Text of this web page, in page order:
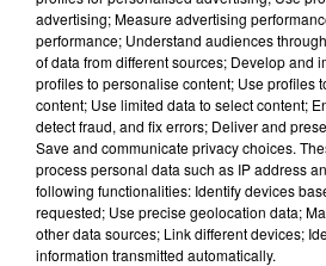
de bloquer en quelque sorte
n’avons pas d’autre solution.
ministère et les syndicats, la
entendre. Il y a aucune
regretter un autre forain. De son
pas encore communiqué, mais
CRS avaient pris place dès
ville.
advertising; Measure advertising
performance; Understand audiences
of data from different sources; Develop and
profiles to personalise content; Use profiles
content; Use limited data to select content;
detect fraud, and fix errors; Deliver and
Save and communicate privacy choices.
process personal data such as IP address
following functionalities: Identify devices
requested; Use precise geolocation data;
other data sources; Link different devices;
information transmitted automatically.